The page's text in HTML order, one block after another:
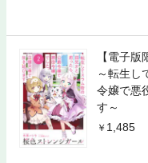
【電子
～転生し
令嬢で悪
す～
1,485